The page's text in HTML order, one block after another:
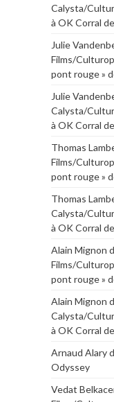
Calysta/
à OK Corral
Julie
Films/
pont rouge »
Julie
Calysta/
à OK Corral
Thomas
Films/
pont rouge »
Thomas
Calysta/
à OK Corral
Alain Mignon
Films/
pont rouge »
Alain Mignon
Calysta/
à OK Corral
Arnaud Alary
Odyssey
Vedat